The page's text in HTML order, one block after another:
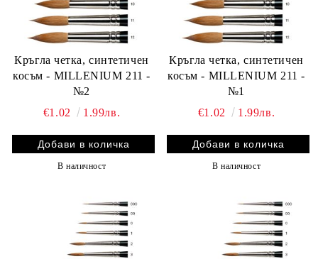
Кръгла четка, синтетичен
косъм - MILLENIUM 211 -
№2
€1.02
1.99лв.
В наличност
Кръгла четка, синтетичен
косъм - MILLENIUM 211 -
№1
€1.02
1.99лв.
В наличност